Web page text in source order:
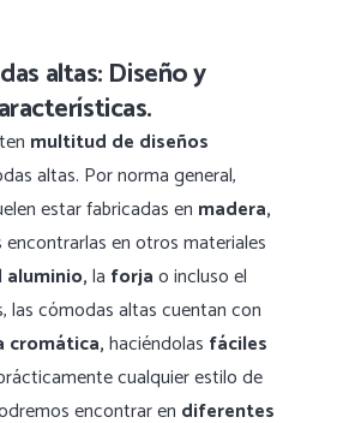
altas: Diseño y
multitud de diseños
altas. Por norma general,
estar fabricadas en madera,
en otros materiales
aluminio,la forjao incluso el
las cómodas altas cuentan con
cromática,haciéndolas fáciles
cualquier estilo de
encontrar en diferentes